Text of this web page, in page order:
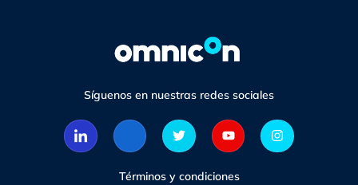
Síguenos en nuestras redes sociales
Términos y condiciones